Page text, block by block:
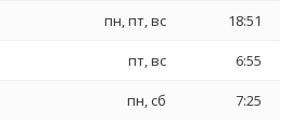
пн, пт, вс 18:51
пт, вс 6:55
пн, сб 7:25